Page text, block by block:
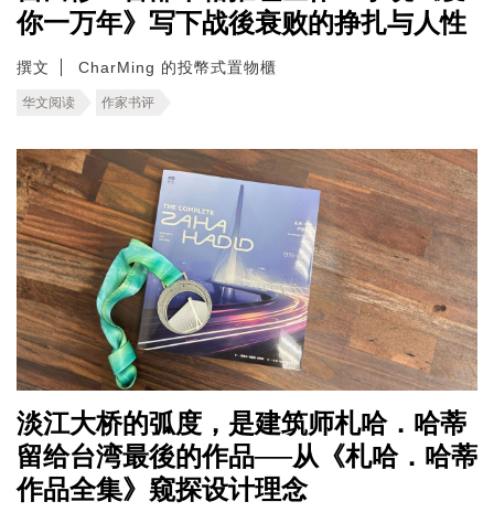
你一万年》写下战後衰败的挣扎与人性
撰文 CharMing 的投幣式置物櫃
华文阅读 作家书评
淡江大桥的弧度，是建筑师札哈．哈蒂
留给台湾最後的作品──从《札哈．哈蒂
作品全集》窥探设计理念